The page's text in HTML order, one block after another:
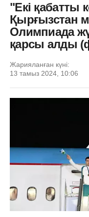
"Екі қабатты
Қырғызстан
Олимпиада
қарсы алды
Жарияланған күні:
13 тамыз 2024, 10:06